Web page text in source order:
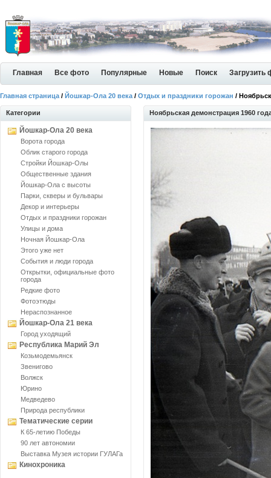
Главная Все фото Популярные Новые Поиск Загрузить
Главная страница / Йошкар-Ола 20 века / Отдых и праздники горожан /
Категории
Йошкар-Ола 20 века
Ворота города
Облик старого города
Стройки Йошкар-Олы
Общественные здания
Йошкар-Ола с высоты
Парки, скверы и бульвары
Декор и интерьеры
Отдых и праздники горожан
Улицы и дома
Ночная Йошкар-Ола
Этого уже нет
События и люди города
Открытки, официальные фото
города
Редкие фото
Фотоэтюды
Нераспознанное
Йошкар-Ола 21 века
Город уходящий
Республика Марий Эл
Козьмодемьянск
Звенигово
Волжск
Юрино
Медведево
Природа республики
Тематические серии
К 65-летию Победы
90 лет автономии
Выставка Музея истории ГУЛАГа
Кинохроника
Ноябрьская демонстрация 1960